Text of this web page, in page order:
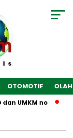
OTOMOTIF
UMKM no